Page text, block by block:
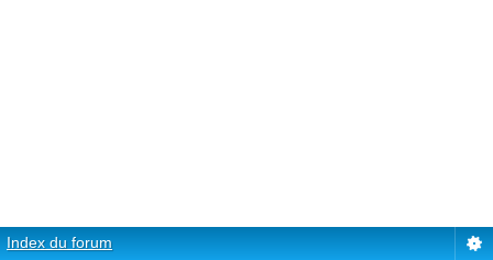
Index du forum